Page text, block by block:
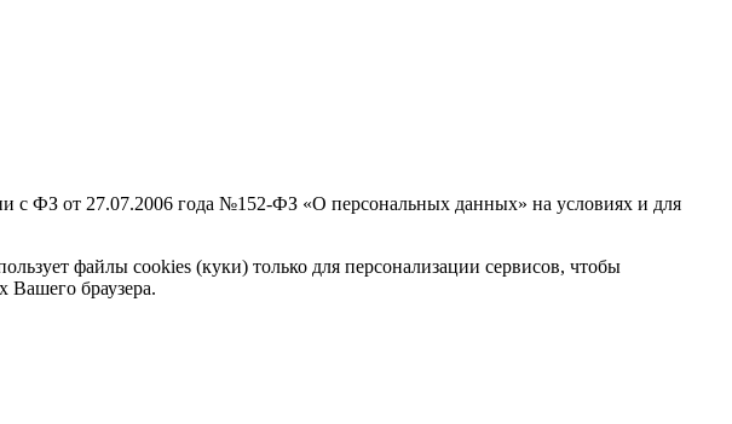
с ФЗ от 27.07.2006 года №152-ФЗ «О персональных данных» на условиях и для
файлы cookies (куки) только для персонализации сервисов, чтобы
Вашего браузера.